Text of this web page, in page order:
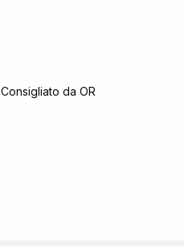
Consigliato da OR